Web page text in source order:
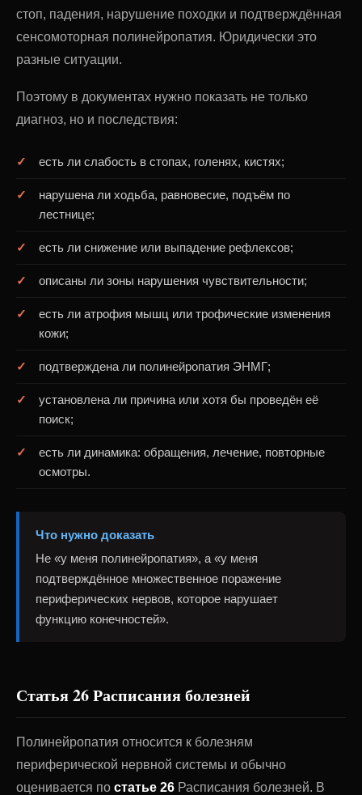
стоп, падения, нарушение походки и подтверждённая
сенсомоторная полинейропатия. Юридически это
разные ситуации.
Поэтому в документах нужно показать не только
диагноз, но и последствия:
есть ли слабость в стопах, голенях, кистях;
нарушена ли ходьба, равновесие, подъём по
лестнице;
есть ли снижение или выпадение рефлексов;
описаны ли зоны нарушения чувствительности;
есть ли атрофия мышц или трофические изменения
кожи;
подтверждена ли полинейропатия ЭНМГ;
установлена ли причина или хотя бы проведён её
поиск;
есть ли динамика: обращения, лечение, повторные
осмотры.
Что нужно доказать
Не «у меня полинейропатия», а «у меня
подтверждённое множественное поражение
периферических нервов, которое нарушает
функцию конечностей».
Статья 26 Расписания болезней
Полинейропатия относится к болезням
периферической нервной системы и обычно
оценивается по статье 26 Расписания болезней. В